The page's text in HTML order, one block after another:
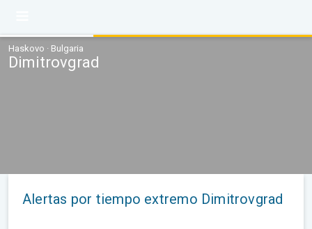
Haskovo · Bulgaria
Dimitrovgrad
Alertas por tiempo extremo Dimitrovgrad